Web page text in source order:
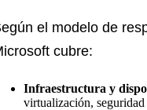
el modelo de
cubre:
Infraestructura y
virtualización,